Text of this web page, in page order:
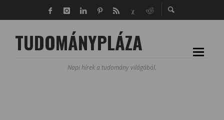
TUDOMÁNYPLÁZA
Napi hírek a tudomány világából.